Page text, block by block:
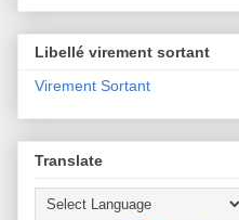
Libellé virement sortant
Virement Sortant
Translate